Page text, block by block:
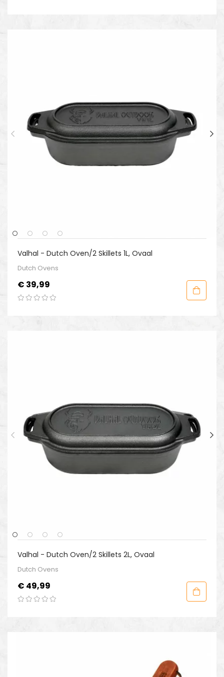
Valhal - Dutch Oven/2 Skillets 1L, Ovaal
Dutch Ovens
Prijs
€ 39,99
Valhal - Dutch Oven/2 Skillets 2L, Ovaal
Dutch Ovens
Prijs
€ 49,99